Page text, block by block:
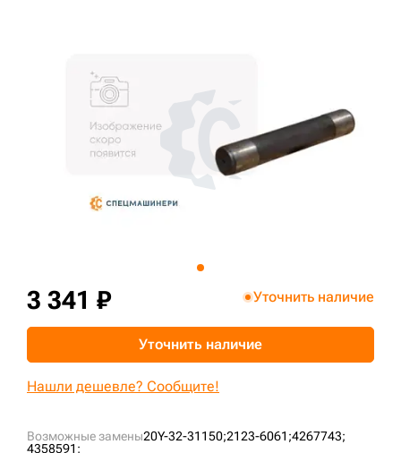
Возможные замены20Y-32-31150;2123-6061;4267743;
4358591;
3 341 ₽ Уточнить наличие
Уточнить наличие
Нашли дешевле? Сообщите!
3D тур по производству